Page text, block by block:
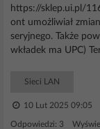
https://sklep.ui.pl/
ont umożliwiał
seryjnego. Także
wkładek ma UPC)
Sieci LAN
10 Lut 2025 09:05
Odpowiedzi: 3